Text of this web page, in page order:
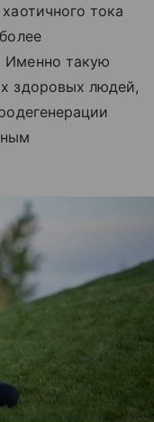
тока
Именно такую
здоровых людей,